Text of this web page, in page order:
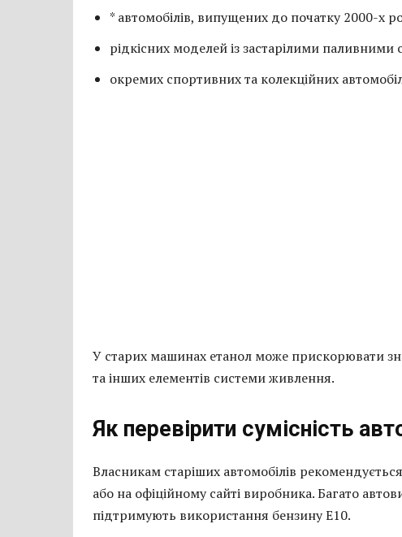
* автомобілів, випущених до початку 2000-х
рідкісних моделей із застарілими
окремих спортивних та колекційних
У старих машинах етанол може прискорювати
та інших елементів системи живлення.
Як перевірити сумісність
Власникам старіших автомобілів
або на офіційному сайті виробника. Багато
підтримують використання бензину Е10.